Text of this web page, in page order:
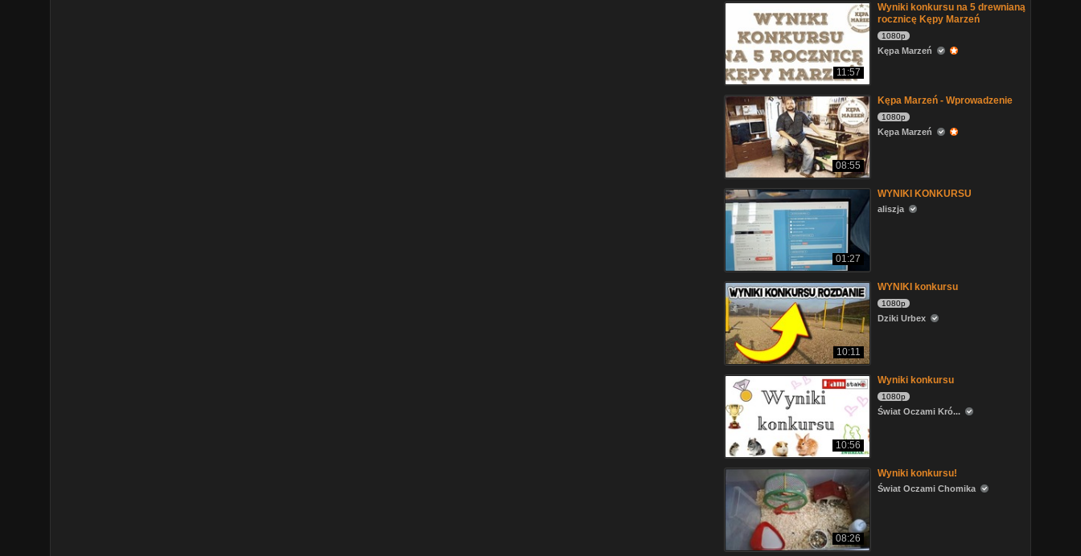
11:57
Wyniki konkursu na 5 drewnianą
rocznicę Kępy Marzeń
1080p
Kępa Marzeń
08:55
Kępa Marzeń - Wprowadzenie
1080p
Kępa Marzeń
01:27
WYNIKI KONKURSU
aliszja
10:11
WYNIKI konkursu
1080p
Dziki Urbex
10:56
Wyniki konkursu
1080p
Świat Oczami Kró...
08:26
Wyniki konkursu!
Świat Oczami Chomika